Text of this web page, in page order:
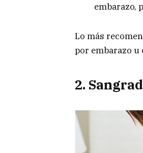
embarazo,
Lo más
por embarazo u
2.